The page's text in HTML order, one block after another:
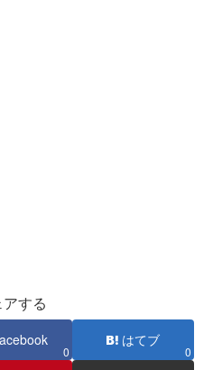
アする
0
はてブ
0